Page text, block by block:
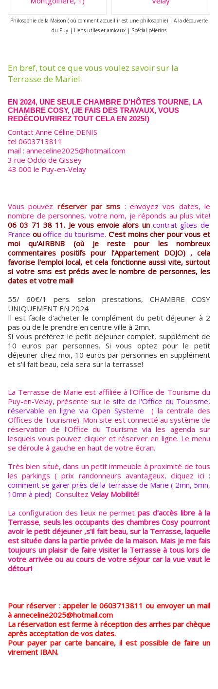
Philosophie de la Maison ( où comment accueillir est une philosophie) | A la découverte
du Puy | Liens utiles et amicaux | Spécial pélerins
En bref, tout ce que vous voulez savoir sur la
Terrasse de Marie!
EN 2024, UNE SEULE CHAMBRE D'HÔTES TOURNE, LA
CHAMBRE COSY, (JE FAIS DES TRAVAUX, VOUS
REDÉCOUVRIREZ TOUT CELA EN 2025!)
Contact Anne Céline DENIS
tel 0603713811
mail : anneceline2025@hotmail.com
3 rue Oddo de Gissey
43 000 le Puy-en-Velay
Vous pouvez réserver par sms : envoyez vos dates, le
nombre de personnes, votre nom, je réponds au plus vite!
06 03 71 38 11. Je vous envoie alors uncontrat gîtes de
France ouoffice du tourisme. C'est moins cher pour vous et
moi qu'AIRBNB (où je reste pour les nombreux
commentaires positifs pour l'Appartement DOJO) , cela
favorise l'emploi local, et cela fonctionne aussi vite, surtout
si votre sms est précis avec le nombre de personnes, les
dates et votre mail!
55/ 60€/1 pers. selon prestations, CHAMBRE COSY
UNIQUEMENT EN 2024
Il est facile d'acheter le complément du petit déjeuner à 2
pas ou de le prendre en centre ville à 2mn.
Si vous préférez le petit déjeuner complet, supplément de
10 euros par personnes. Si vous optez pour le petit
déjeuner chez moi, 10 euros par personnes en supplément
et s'il fait beau, cela sera sur la terrasse!
La Terrasse de Marie est affiliée à l'Office de Tourisme du
Puy-en-Velay, présente sur le site de l'Office du Tourisme,
réservable en ligne via Open Systeme
( la centrale des
Offices de Tourisme). Mon site est connecté au système de
réservation de l'Office du Tourisme via les agenda sur
lesquels vous pouvez cliquer et réserver en ligne. Le menu
se déroule à gauche en haut de votre écran.
Très bien situé, dans un petit immeuble à proximité de tous
les parkings ( prix randonneurs avantageux, cliquez ici :
comment se garer près de la terrasse de Marie ( 2mn, 5mn,
10mn à pied) Consultez Velay Mobilité!
La configuration des lieux ne permet pas d'accès libre à la
Terrasse, seuls les occupants des chambres Cosy pourront
avoir le petit déjeuner ,s'il fait beau, sur la Terrasse, laquelle
est située dans la partie privée de la maison. Mais je me fais
toujours un plaisir de faire visiter la Terrasse à tous lors de
votre arrivée ou au cours de votre séjour car la vue vaut le
détour!
Pour réserver : appeler le 0603713811 ou envoyer un mail
à anneceline2025@hotmail.com
La réservation est ferme à réception des arrhes par chèque
après acceptation de vos dates.
Pour payer par carte bancaire, il est possible de faire un
virement IBAN.